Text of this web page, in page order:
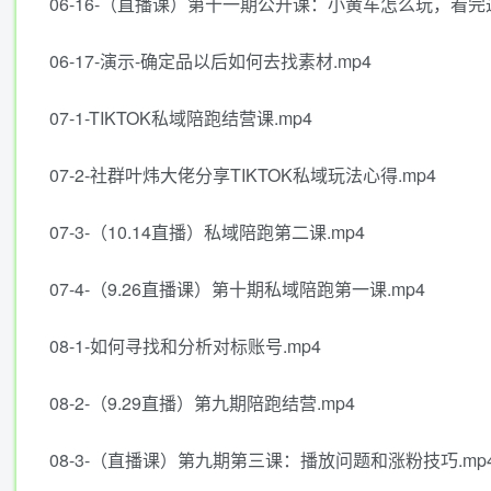
06-17-演示-确定品以后如何去找素材.mp4
07-1-TIKTOK私域陪跑结营课.mp4
07-2-社群叶炜大佬分享TIKTOK私域玩法心得.mp4
07-3-（10.14直播）私域陪跑第二课.mp4
07-4-（9.26直播课）第十期私域陪跑第一课.mp4
08-1-如何寻找和分析对标账号.mp4
08-2-（9.29直播）第九期陪跑结营.mp4
08-3-（直播课）第九期第三课：播放问题和涨粉技巧